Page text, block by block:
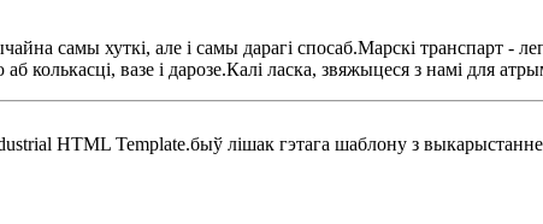
самы хуткі, але і самы дарагі спосаб.Марскі транспарт -
вазе і дарозе.Калі ласка, звяжыцеся з намі для
HTML Template.быў лішак гэтага шаблону з